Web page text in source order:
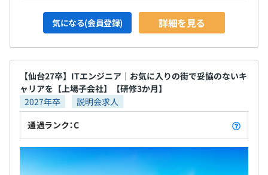
気になる(会員登録) 詳細を見る
【仙台27卒】ITエンジニア｜お気に入りの街で妥協のないキ
ャリアを【上場子会社】【研修3か月】
2027年卒
説明会求人
通過ランク：C